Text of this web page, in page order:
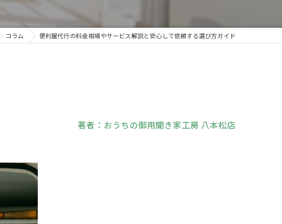
コラム 便利屋代行の料金相場やサービス解説と安心して依頼する選び方ガイド
著者：おうちの御用聞き家工房 八本松店